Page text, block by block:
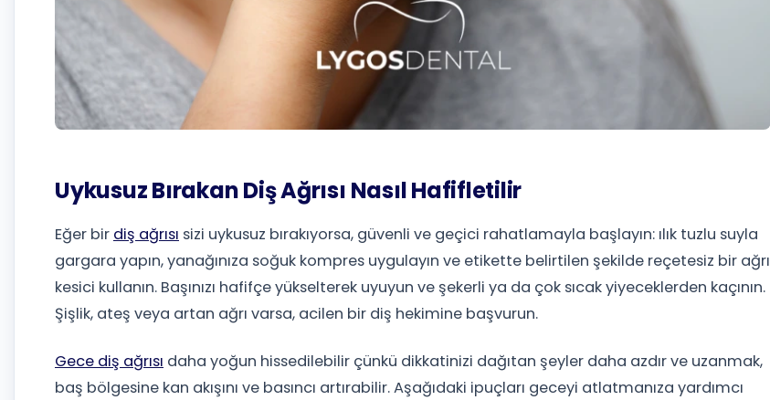
Uykusuz Bırakan Diş Ağrısı Nasıl Hafifletilir
Eğer bir diş ağrısı sizi uykusuz bırakıyorsa, güvenli ve geçici rahatlamayla başlayın: ılık tuzlu suyla
gargara yapın, yanağınıza soğuk kompres uygulayın ve etikette belirtilen şekilde reçetesiz bir ağrı
kesici kullanın. Başınızı hafifçe yükselterek uyuyun ve şekerli ya da çok sıcak yiyeceklerden kaçının.
Şişlik, ateş veya artan ağrı varsa, acilen bir diş hekimine başvurun.
Gece diş ağrısı daha yoğun hissedilebilir çünkü dikkatinizi dağıtan şeyler daha azdır ve uzanmak,
baş bölgesine kan akışını ve basıncı artırabilir. Aşağıdaki ipuçları geceyi atlatmanıza yardımcı